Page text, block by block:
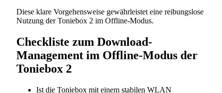
Diese klare Vorgehensweise gewährleistet eine reibungslose
Nutzung der Toniebox 2 im Offline-Modus.
Checkliste zum Download-
Management im Offline-Modus der
Toniebox 2
Ist die Toniebox mit einem stabilen WLAN